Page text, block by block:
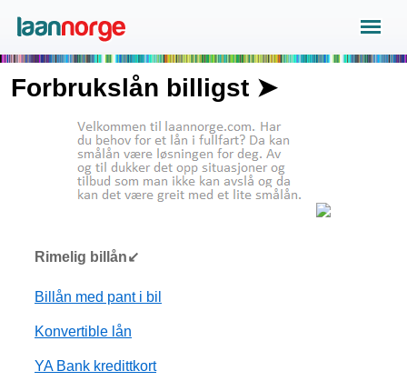
Forbrukslån billigst ➤
Rimelig billån↙
Billån med pant i bil
Konvertible lån
YA Bank kredittkort